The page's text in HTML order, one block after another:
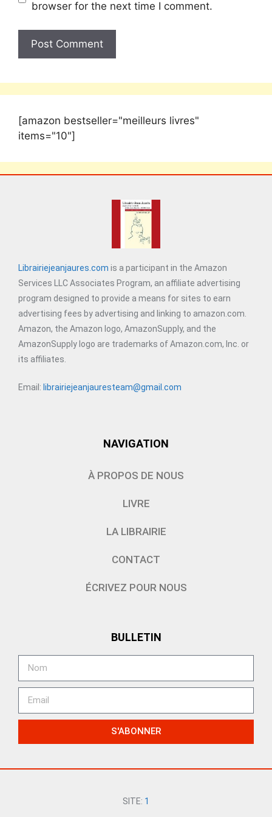
browser for the next time I comment.
[amazon bestseller="meilleurs livres"
items="10"]
Librairiejeanjaures.com is a participant in the Amazon
Services LLC Associates Program, an affiliate advertising
program designed to provide a means for sites to earn
advertising fees by advertising and linking to amazon.com.
Amazon, the Amazon logo, AmazonSupply, and the
AmazonSupply logo are trademarks of Amazon.com, Inc. or
its affiliates.
Email: librairiejeanjauresteam@gmail.com
NAVIGATION
À PROPOS DE NOUS
LIVRE
LA LIBRAIRIE
CONTACT
ÉCRIVEZ POUR NOUS
BULLETIN
S'ABONNER
SITE: 1